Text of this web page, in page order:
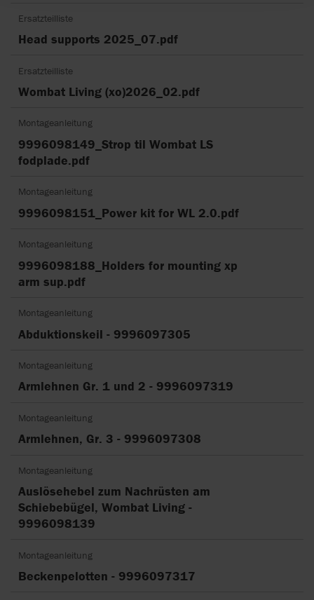
Ersatzteilliste
Head supports 2025_07.pdf
Ersatzteilliste
Wombat Living (xo)2026_02.pdf
Montageanleitung
9996098149_Strop til Wombat LS
fodplade.pdf
Montageanleitung
9996098151_Power kit for WL 2.0.pdf
Montageanleitung
9996098188_Holders for mounting xp
arm sup.pdf
Montageanleitung
Abduktionskeil - 9996097305
Montageanleitung
Armlehnen Gr. 1 und 2 - 9996097319
Montageanleitung
Armlehnen, Gr. 3 - 9996097308
Montageanleitung
Auslösehebel zum Nachrüsten am
Schiebebügel, Wombat Living -
9996098139
Montageanleitung
Beckenpelotten - 9996097317